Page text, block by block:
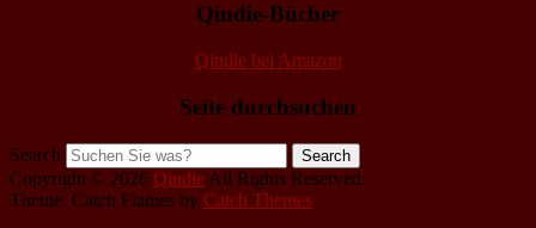
Qindie-Bücher
Qindie bei Amazon
Seite durchsuchen
Search
Copyright © 2026 Qindie All Rights Reserved.
Theme: Catch Flames by Catch Themes